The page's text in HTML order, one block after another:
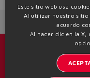
Manténgase
Este sitio web usa
Al utilizar nuestro sitio
acuerdo
Al hacer clic en la X,